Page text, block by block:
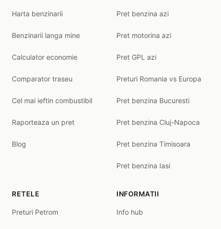
Harta benzinarii
Benzinarii langa mine
Calculator economie
Comparator traseu
Cel mai ieftin combustibil
Raporteaza un pret
Blog
Pret benzina azi
Pret motorina azi
Pret GPL azi
Preturi Romania vs Europa
Pret benzina Bucuresti
Pret benzina Cluj-Napoca
Pret benzina Timisoara
Pret benzina Iasi
RETELE
Preturi Petrom
INFORMATII
Info hub